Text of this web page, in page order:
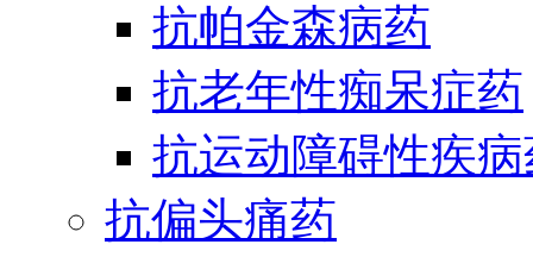
抗帕金森病药
抗老年性痴呆症药
抗运动障碍性疾
抗偏头痛药